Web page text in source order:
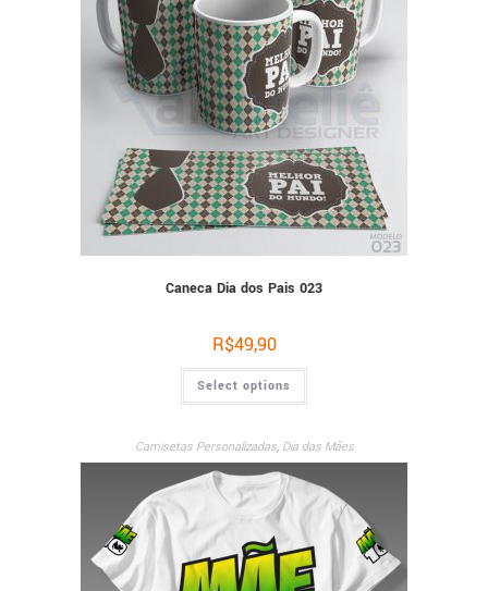
Caneca Dia dos Pais 023
R$49,90
Select options
Camisetas Personalizadas, Dia das Mães